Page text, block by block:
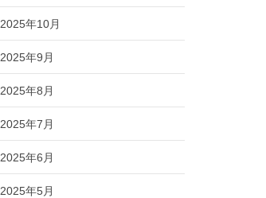
2025年10月
2025年9月
2025年8月
2025年7月
2025年6月
2025年5月